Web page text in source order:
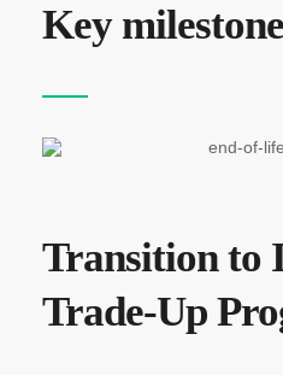
Key m
Transition to
Trade-Up